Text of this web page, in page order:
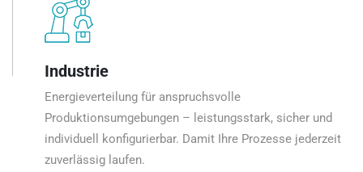
Industrie
Energieverteilung für anspruchsvolle
Produktionsumgebungen – leistungsstark, sicher und
individuell konfigurierbar. Damit Ihre Prozesse jederzeit
zuverlässig laufen.